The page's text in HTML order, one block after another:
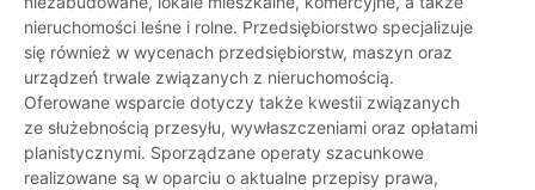
nieruchomości leśne i rolne. Przedsiębiorstwo specjalizuje
się również w wycenach przedsiębiorstw, maszyn oraz
urządzeń trwale związanych z nieruchomością.
Oferowane wsparcie dotyczy także kwestii związanych
ze służebnością przesyłu, wywłaszczeniami oraz opłatami
planistycznymi. Sporządzane operaty szacunkowe
realizowane są w oparciu o aktualne przepisy prawa,